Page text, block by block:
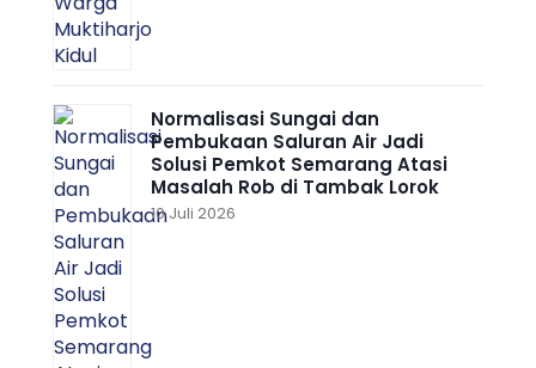
Normalisasi Sungai dan
Pembukaan Saluran Air Jadi
Solusi Pemkot Semarang Atasi
Masalah Rob di Tambak Lorok
10 Juli 2026